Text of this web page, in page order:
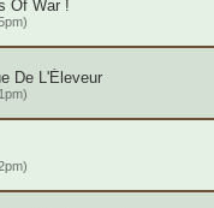
Of War !
De L'Éleveur